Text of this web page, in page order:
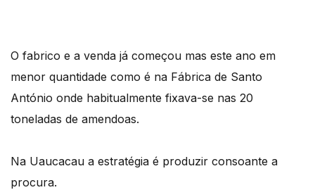
O fabrico e a venda já começou mas este ano em
menor quantidade como é na Fábrica de Santo
António onde habitualmente fixava-se nas 20
toneladas de amendoas.
Na Uaucacau a estratégia é produzir consoante a
procura.